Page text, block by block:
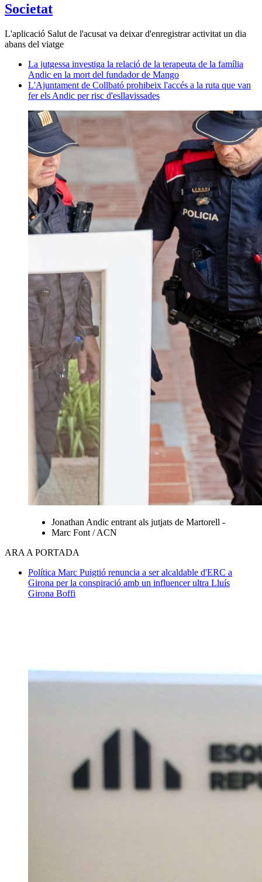
Societat
L'aplicació Salut de l'acusat va deixar d'enregistrar activitat un dia
abans del viatge
La jutgessa investiga la relació de la terapeuta de la família
Andic en la mort del fundador de Mango
L'Ajuntament de Collbató prohibeix l'accés a la ruta que van
fer els Andic per risc d'esllavissades
Jonathan Andic entrant als jutjats de Martorell -
Marc Font / ACN
ARA A PORTADA
Política Marc Puigtió renuncia a ser alcaldable d'ERC a
Girona per la conspiració amb un influencer ultra Lluís
Girona Boffi